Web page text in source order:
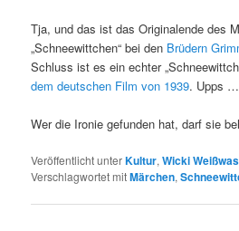
Tja, und das ist das Originalende des
„Schneewittchen“ bei den Brüdern
Schluss ist es ein echter
dem deutschen Film von 1939. Upps …
Wer die Ironie gefunden hat, darf sie
Veröffentlicht unterKultur,Wicki
Verschlagwortet mitMärchen,